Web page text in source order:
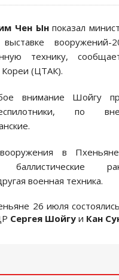
Чен Ынпоказал
вооружений-
технику,
Кореи (ЦТАК).
внимание Шойгу
по
в Пхеньяне
баллистические
военная техника.
26 июля
Сергея Шойгу и Кан